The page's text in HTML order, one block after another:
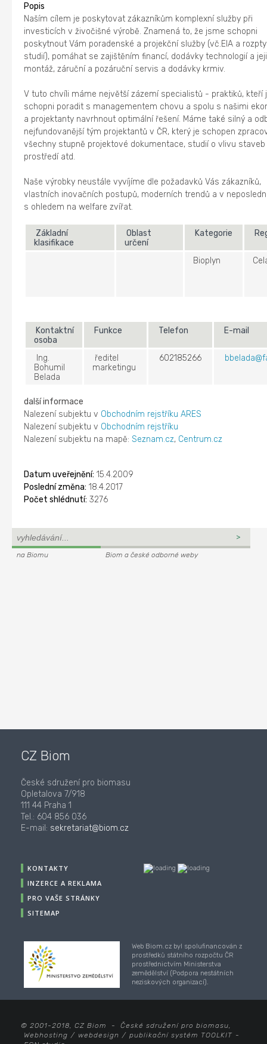
Popis
Naším cílem je poskytovat zákazníkům komplexní služby při
investicích v živočišné výrobě. Znamená to, že jsme schopni
poskytnout Vám poradenské a projekční služby (vč.EIA a
studií), pomáhat se zajištěním financí, dodávky technologií a
montáž, záruční a pozáruční servis a dodávky krmiv.
V tuto chvíli máme největší zázemí specialistů - praktiků, kteří
schopni poradit s managementem chovu a spolu s našimi
a projektanty navrhnout optimální řešení. Máme také silný a
nejfundovanější tým projektantů v ČR, který je schopen
všechny stupně projektové dokumentace, studií o vlivu staveb
prostředí atd.
Naše výrobky neustále vyvíjíme dle požadavků Vás zákazníků,
vlastních inovačních postupů, moderních trendů a v
s ohledem na welfare zvířat.
Základní
klasifikace
Oblast
určení
Kategorie
Bioplyn
Kontaktní
osoba
Funkce Telefon E-mail
Ing.
Bohumil
Belada
ředitel
marketingu
602185266
další informace
Nalezení subjektu v Obchodním rejstříku ARES
Nalezení subjektu v Obchodním rejstříku
Nalezení subjektu na mapě: Seznam.cz, Centrum.cz
Datum uveřejnění: 15.4.2009
Poslední změna: 18.4.2017
Počet shlédnutí: 3276
na Biomu Biom a české odborné weby
CZ Biom
České sdružení pro biomasu
Opletalova 7/918
111 44 Praha 1
Tel.: 604 856 036
E-mail: sekretariat@biom.cz
KONTAKTY
INZERCE A REKLAMA
PRO VAŠE STRÁNKY
SITEMAP
Web Biom.cz byl spolufinancován z
prostředků státního rozpočtu ČR
prostřednictvím Ministerstva
zemědělství (Podpora nestátních
neziskových organizací).
© 2001-2018, CZ Biom - České sdružení pro biomasu,
Webhosting / webdesign / publikační systém TOOLKIT -